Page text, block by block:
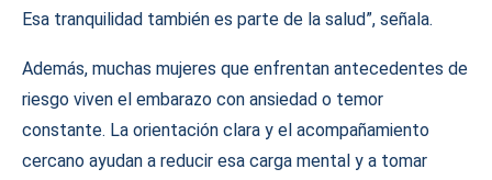
Esa tranquilidad también es parte de la salud”, señala.
Además, muchas mujeres que enfrentan antecedentes de
riesgo viven el embarazo con ansiedad o temor
constante. La orientación clara y el acompañamiento
cercano ayudan a reducir esa carga mental y a tomar